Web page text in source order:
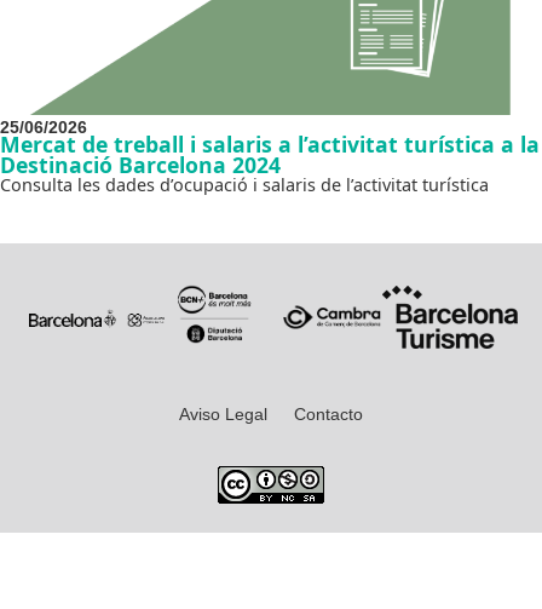
25/06/2026
Mercat de treball i salaris a l’activitat turística a la
Destinació Barcelona 2024
Consulta les dades d’ocupació i salaris de l’activitat turística
Aviso Legal Contacto